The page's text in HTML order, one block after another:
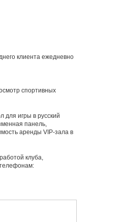
клиента ежедневно
спортивных
для игры в русский
панель,
аренды VIP-зала в
клуба,